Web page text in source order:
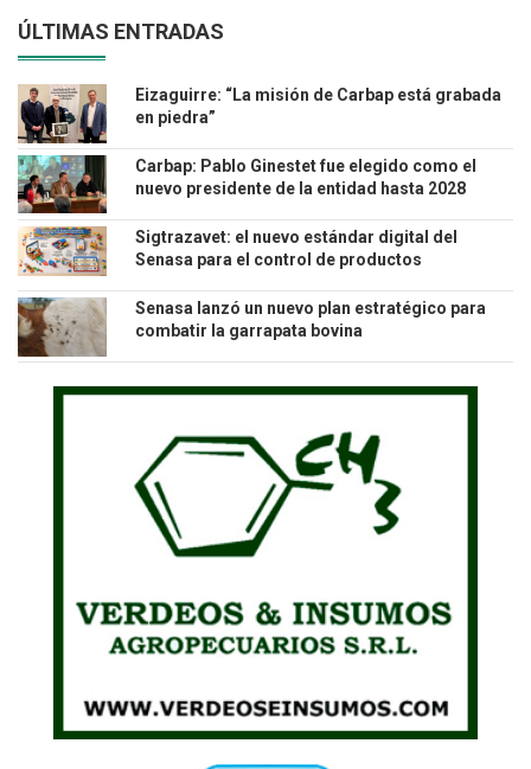
ÚLTIMAS ENTRADAS
Eizaguirre: “La misión de Carbap está grabada
en piedra”
Carbap: Pablo Ginestet fue elegido como el
nuevo presidente de la entidad hasta 2028
Sigtrazavet: el nuevo estándar digital del
Senasa para el control de productos
Senasa lanzó un nuevo plan estratégico para
combatir la garrapata bovina